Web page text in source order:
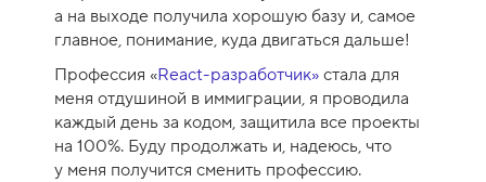
с
а
-
а на выходе получила хорошую базу и, самое
главное, понимание, куда двигаться дальше!
Профессия «React-разработчик» стала для
меня отдушиной в иммиграции, я проводила
каждый день за кодом, защитила все проекты
на 100%. Буду продолжать и, надеюсь, что
у меня получится сменить профессию.